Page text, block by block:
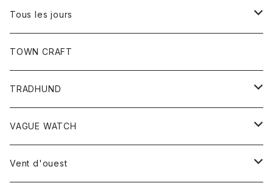
Tシャツ
Tous les jours
トップス
レディース
カットソー
TOWN CRAFT
TRADHUND
セーター
ベスト
VAGUE WATCH
時計
Vent d'ouest